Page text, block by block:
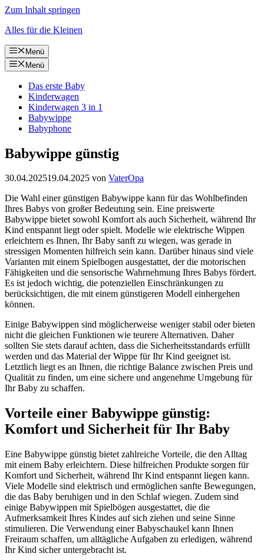
Zum Inhalt springen
Alles für die Kleinen
Menü
Menü
Das erste Baby
Kinderwagen
Kinderwagen 3 in 1
Babywippe
Babyphone
Babywippe günstig
30.04.202519.04.2025 von VaterOpa
Die Wahl einer günstigen Babywippe kann für das Wohlbefinden
Ihres Babys von großer Bedeutung sein. Eine preiswerte
Babywippe bietet sowohl Komfort als auch Sicherheit, während Ihr
Kind entspannt liegt oder spielt. Modelle wie elektrische Wippen
erleichtern es Ihnen, Ihr Baby sanft zu wiegen, was gerade in
stressigen Momenten hilfreich sein kann. Darüber hinaus sind viele
Varianten mit einem Spielbogen ausgestattet, der die motorischen
Fähigkeiten und die sensorische Wahrnehmung Ihres Babys fördert.
Es ist jedoch wichtig, die potenziellen Einschränkungen zu
berücksichtigen, die mit einem günstigeren Modell einhergehen
können.
Einige Babywippen sind möglicherweise weniger stabil oder bieten
nicht die gleichen Funktionen wie teurere Alternativen. Daher
sollten Sie stets darauf achten, dass die Sicherheitsstandards erfüllt
werden und das Material der Wippe für Ihr Kind geeignet ist.
Letztlich liegt es an Ihnen, die richtige Balance zwischen Preis und
Qualität zu finden, um eine sichere und angenehme Umgebung für
Ihr Baby zu schaffen.
Vorteile einer Babywippe günstig:
Komfort und Sicherheit für Ihr Baby
Eine Babywippe günstig bietet zahlreiche Vorteile, die den Alltag
mit einem Baby erleichtern. Diese hilfreichen Produkte sorgen für
Komfort und Sicherheit, während Ihr Kind entspannt liegen kann.
Viele Modelle sind elektrisch und ermöglichen sanfte Bewegungen,
die das Baby beruhigen und in den Schlaf wiegen. Zudem sind
einige Babywippen mit Spielbögen ausgestattet, die die
Aufmerksamkeit Ihres Kindes auf sich ziehen und seine Sinne
stimulieren. Die Verwendung einer Babyschaukel kann Ihnen
Freiraum schaffen, um alltägliche Aufgaben zu erledigen, während
Ihr Kind sicher untergebracht ist.